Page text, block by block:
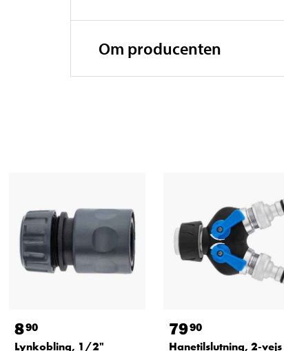
Om producenten
890
Lynkobling, 1/2"
7990
Hanetilslutning, 2-vejs